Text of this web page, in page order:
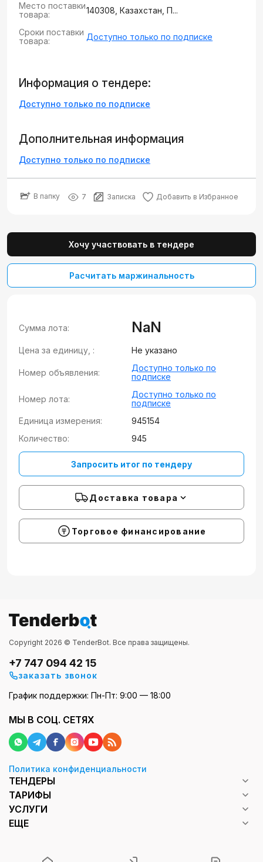
Место поставки
товара:
140308, Казахстан, П...
Сроки поставки
товара:
Доступно только по подписке
Информация о тендере:
Доступно только по подписке
Дополнительная информация
Доступно только по подписке
В папку 7 Записка Добавить в Избранное
Хочу участвовать в тендере
Расчитать маржинальность
Сумма лота: NaN
Цена за единицу, : Не указано
Номер объявления:
Доступно только по
подписке
Номер лота:
Доступно только по
подписке
Единица измерения:
945154
Количество:
945
Запросить итог по тендеру
Доставка товара
Торговое финансирование
Copyright 2026 © TenderBot. Все права защищены.
+7 747 094 42 15
заказать звонок
График поддержки: Пн-Пт: 9:00 — 18:00
МЫ В СОЦ. СЕТЯХ
Политика конфиденциальности
ТЕНДЕРЫ
ТАРИФЫ
УСЛУГИ
ЕЩЕ